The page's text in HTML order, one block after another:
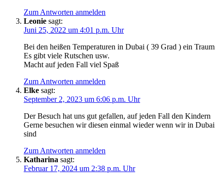
Zum Antworten anmelden
Leonie sagt:
Juni 25, 2022 um 4:01 p.m. Uhr
Bei den heißen Temperaturen in Dubai ( 39 Grad ) ein Traum
Es gibt viele Rutschen usw.
Macht auf jeden Fall viel Spaß
Zum Antworten anmelden
Elke sagt:
September 2, 2023 um 6:06 p.m. Uhr
Der Besuch hat uns gut gefallen, auf jeden Fall den Kindern
Gerne besuchen wir diesen einmal wieder wenn wir in Dubai
sind
Zum Antworten anmelden
Katharina sagt:
Februar 17, 2024 um 2:38 p.m. Uhr